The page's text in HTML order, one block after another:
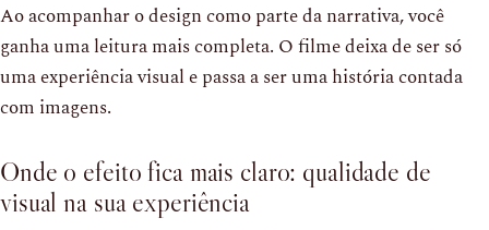
Ao acompanhar o design como parte da narrativa, você
ganha uma leitura mais completa. O filme deixa de ser só
uma experiência visual e passa a ser uma história contada
com imagens.
Onde o efeito fica mais claro: qualidade de
visual na sua experiência